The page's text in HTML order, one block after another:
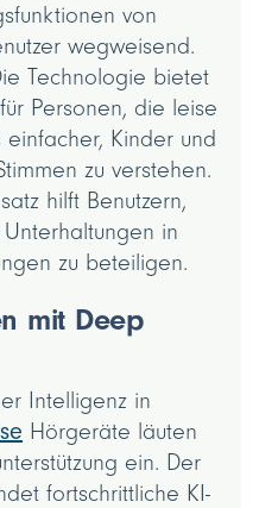
von
wegweisend.
Technologie bietet
Personen, die leise
Kinder und
zu verstehen.
hilft Benutzern,
in
zu beteiligen.
mit Deep
Intelligenz in
Hörgeräte läuten
ein. Der
fortschrittliche KI-